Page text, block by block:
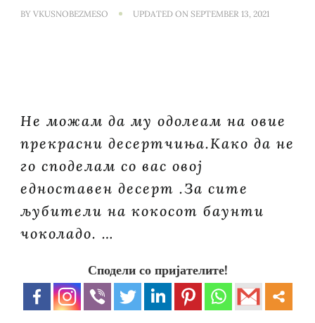
BY VKUSNOBEZMESO UPDATED ON SEPTEMBER 13, 2021
Не можам да му одолеам на овие
прекрасни десертчиња.Како да не
го споделам со вас овој
едноставен десерт .За сите
љубители на кокосот баунти
чоколадо. …
Сподели со пријателите!